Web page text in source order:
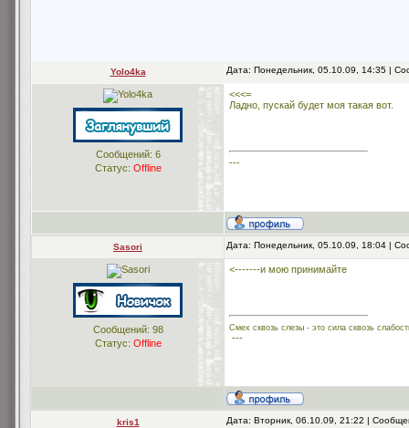
Yolo4ka Дата: Понедельник, 05.10.09, 14:35 |
Сообщений: 6
Статус: Offline
<<<=
Ладно, пускай будет моя такая вот.
---
Sasori Дата: Понедельник, 05.10.09, 18:04 |
Сообщений: 98
Статус: Offline
<-------и мою принимайте
Смех сквозь слезы - это сила сквозь
---
kris1 Дата: Вторник, 06.10.09, 21:22 |